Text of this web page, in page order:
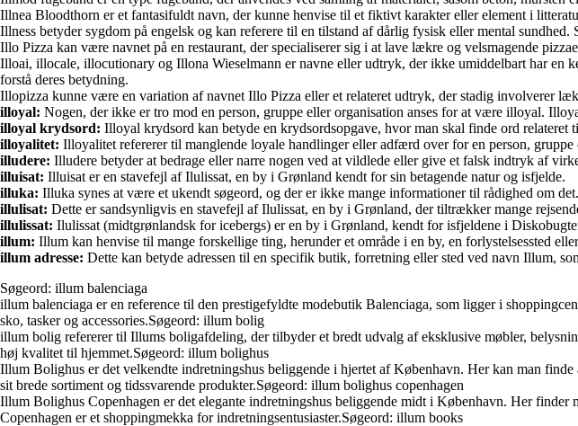
Illnea Bloodthorn er et fantasifuldt navn, der kunne henvise til et fiktivt karakter eller element i
Illness betyder sygdom på engelsk og kan referere til en tilstand af dårlig fysisk eller mental
Illo Pizza kan være navnet på en restaurant, der specialiserer sig i at lave lækre og velsmagende
Illoai, illocale, illocutionary og Illona Wieselmann er navne eller udtryk, der ikke umiddelbart har
forstå deres betydning.
Illopizza kunne være en variation af navnet Illo Pizza eller et relateret udtryk, der stadig involverer
illoyal: Nogen, der ikke er tro mod en person, gruppe eller organisation anses for at være illoyal.
illoyal krydsord: Illoyal krydsord kan betyde en krydsordsopgave, hvor man skal finde ord relateret
illoyalitet: Illoyalitet refererer til manglende loyale handlinger eller adfærd over for en person,
illudere: Illudere betyder at bedrage eller narre nogen ved at vildlede eller give et falsk indtryk af
illuisat: Illuisat er en stavefejl af Ilulissat, en by i Grønland kendt for sin betagende natur og isfjelde.
illuka: Illuka synes at være et ukendt søgeord, og der er ikke mange informationer til rådighed om det.
illulisat: Dette er sandsynligvis en stavefejl af Ilulissat, en by i Grønland, der tiltrækker mange
illulissat: Ilulissat (midtgrønlandsk for icebergs) er en by i Grønland, kendt for isfjeldene i
illum: Illum kan henvise til mange forskellige ting, herunder et område i en by, en forlystelsessted
illum adresse: Dette kan betyde adressen til en specifik butik, forretning eller sted ved navn Illum,
Søgeord: illum balenciaga
illum balenciaga er en reference til den prestigefyldte modebutik Balenciaga, som ligger i
sko, tasker og accessories.Søgeord: illum bolig
illum bolig refererer til Illums boligafdeling, der tilbyder et bredt udvalg af eksklusive møbler,
høj kvalitet til hjemmet.Søgeord: illum bolighus
Illum Bolighus er det velkendte indretningshus beliggende i hjertet af København. Her kan man
sit brede sortiment og tidssvarende produkter.Søgeord: illum bolighus copenhagen
Illum Bolighus Copenhagen er det elegante indretningshus beliggende midt i København. Her
Copenhagen er et shoppingmekka for indretningsentusiaster.Søgeord: illum books